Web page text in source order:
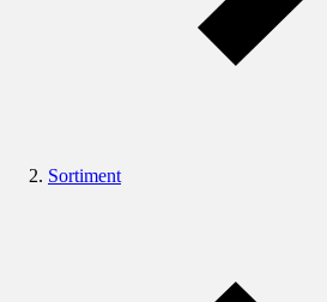
Sortiment